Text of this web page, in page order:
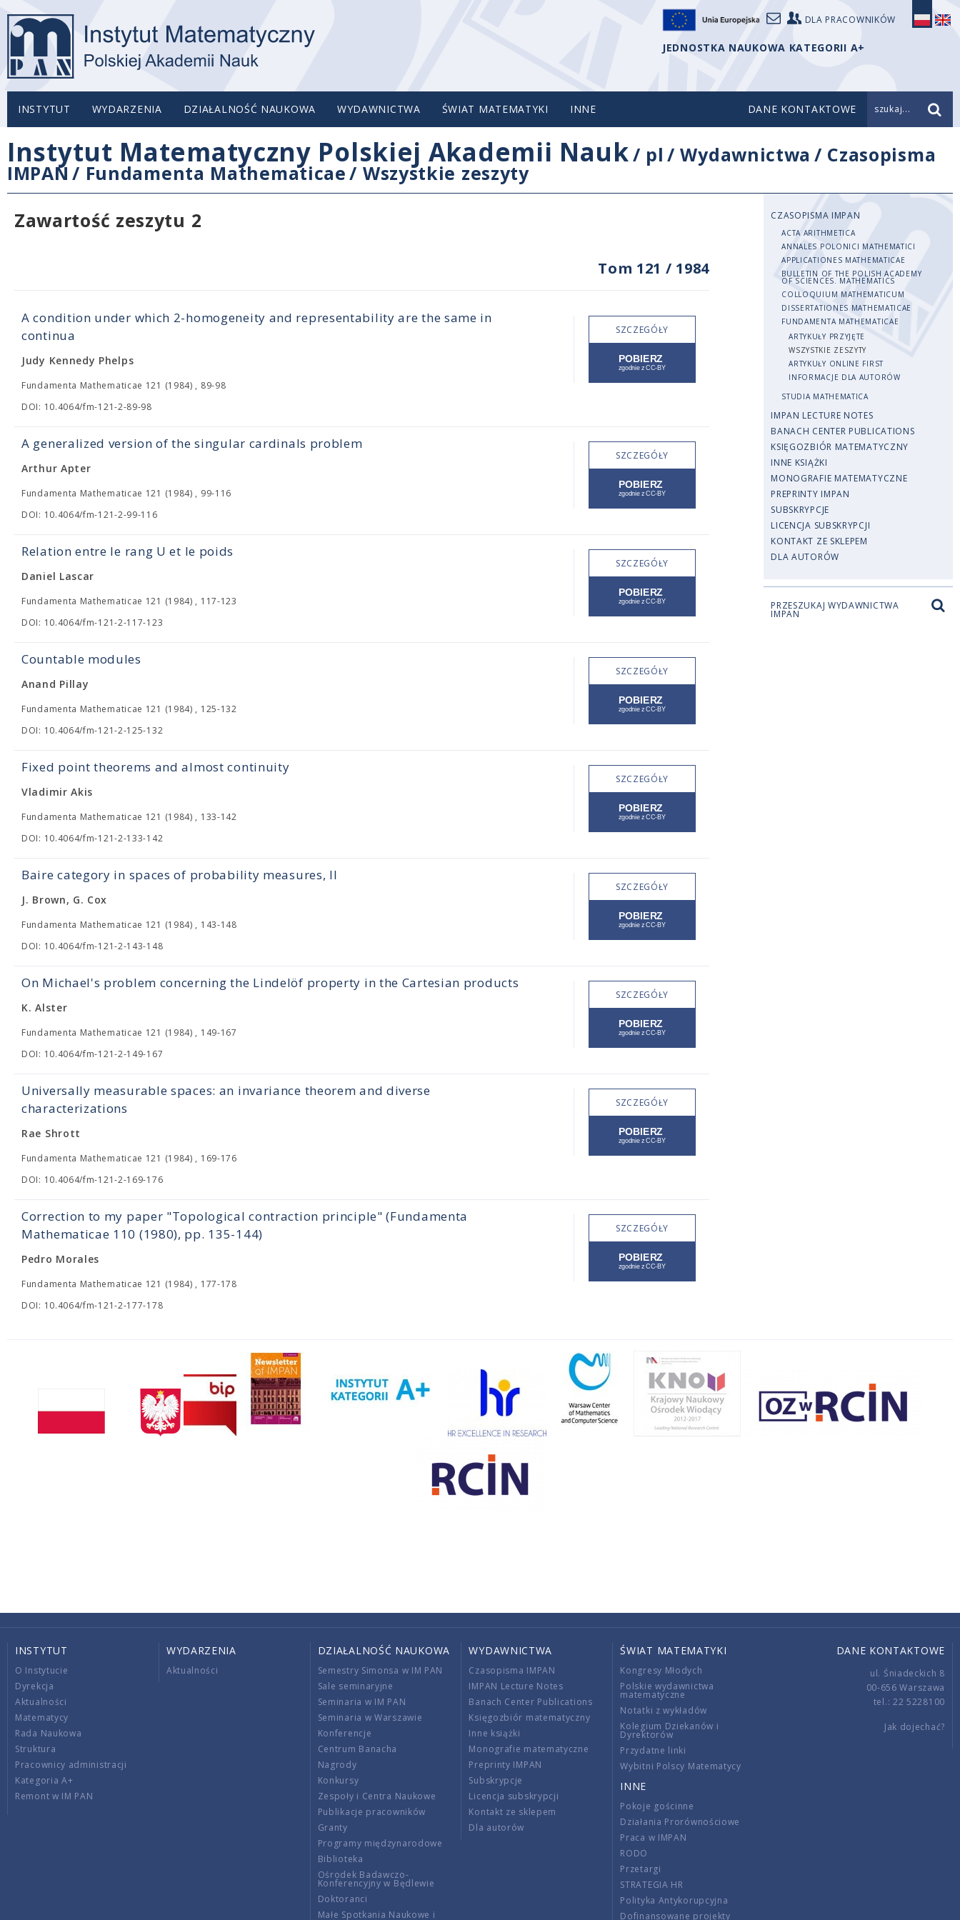
DLA PRACOWNIKÓW
JEDNOSTKA NAUKOWA KATEGORII A+
INSTYTUT WYDARZENIA DZIAŁALNOŚĆ NAUKOWA WYDAWNICTWA ŚWIAT MATEMATYKI INNE DANE KONTAKTOWE szukaj...
Instytut Matematyczny Polskiej Akademii Nauk/ pl /Wydawnictwa / Czasopisma
IMPAN / Fundamenta Mathematicae/ Wszystkie zeszyty
Zawartość zeszytu 2
Tom 121 / 1984
A condition under which 2-homogeneity and representability are the same in
continua
Judy Kennedy Phelps
Fundamenta Mathematicae 121 (1984) , 89-98
DOI: 10.4064/fm-121-2-89-98
SZCZEGÓŁY
A generalized version of the singular cardinals problem
Arthur Apter
Fundamenta Mathematicae 121 (1984) , 99-116
DOI: 10.4064/fm-121-2-99-116
SZCZEGÓŁY
Relation entre le rang U et le poids
Daniel Lascar
Fundamenta Mathematicae 121 (1984) , 117-123
DOI: 10.4064/fm-121-2-117-123
SZCZEGÓŁY
Countable modules
Anand Pillay
Fundamenta Mathematicae 121 (1984) , 125-132
DOI: 10.4064/fm-121-2-125-132
SZCZEGÓŁY
Fixed point theorems and almost continuity
Vladimir Akis
Fundamenta Mathematicae 121 (1984) , 133-142
DOI: 10.4064/fm-121-2-133-142
SZCZEGÓŁY
Baire category in spaces of probability measures, II
J. Brown, G. Cox
Fundamenta Mathematicae 121 (1984) , 143-148
DOI: 10.4064/fm-121-2-143-148
SZCZEGÓŁY
On Michael's problem concerning the Lindelöf property in the Cartesian products
K. Alster
Fundamenta Mathematicae 121 (1984) , 149-167
DOI: 10.4064/fm-121-2-149-167
SZCZEGÓŁY
Universally measurable spaces: an invariance theorem and diverse
characterizations
Rae Shrott
Fundamenta Mathematicae 121 (1984) , 169-176
DOI: 10.4064/fm-121-2-169-176
SZCZEGÓŁY
Correction to my paper "Topological contraction principle" (Fundamenta
Mathematicae 110 (1980), pp. 135-144)
Pedro Morales
Fundamenta Mathematicae 121 (1984) , 177-178
DOI: 10.4064/fm-121-2-177-178
SZCZEGÓŁY
CZASOPISMA IMPAN
ACTA ARITHMETICA
ANNALES POLONICI MATHEMATICI
APPLICATIONES MATHEMATICAE
BULLETIN OF THE POLISH ACADEMY
OF SCIENCES. MATHEMATICS
COLLOQUIUM MATHEMATICUM
DISSERTATIONES MATHEMATICAE
FUNDAMENTA MATHEMATICAE
ARTYKUŁY PRZYJĘTE
WSZYSTKIE ZESZYTY
ARTYKUŁY ONLINE FIRST
INFORMACJE DLA AUTORÓW
STUDIA MATHEMATICA
IMPAN LECTURE NOTES
BANACH CENTER PUBLICATIONS
KSIĘGOZBIÓR MATEMATYCZNY
INNE KSIĄŻKI
MONOGRAFIE MATEMATYCZNE
PREPRINTY IMPAN
SUBSKRYPCJE
LICENCJA SUBSKRYPCJI
KONTAKT ZE SKLEPEM
DLA AUTORÓW
PRZESZUKAJ WYDAWNICTWA
IMPAN
INSTYTUT
O Instytucie
Dyrekcja
Aktualności
Matematycy
Rada Naukowa
Struktura
Pracownicy administracji
Kategoria A+
Remont w IM PAN
WYDARZENIA
Aktualności
DZIAŁALNOŚĆ NAUKOWA
Semestry Simonsa w IM PAN
Sale seminaryjne
Seminaria w IM PAN
Seminaria w Warszawie
Konferencje
Centrum Banacha
Nagrody
Konkursy
Zespoły i Centra Naukowe
Publikacje pracowników
Granty
Programy międzynarodowe
Biblioteka
Ośrodek Badawczo-
Konferencyjny w Będlewie
Doktoranci
Małe Spotkania Naukowe i
WYDAWNICTWA
Czasopisma IMPAN
IMPAN Lecture Notes
Banach Center Publications
Księgozbiór matematyczny
Inne książki
Monografie matematyczne
Preprinty IMPAN
Subskrypcje
Licencja subskrypcji
Kontakt ze sklepem
Dla autorów
ŚWIAT MATEMATYKI
Kongresy Młodych
Polskie wydawnictwa
matematyczne
Notatki z wykładów
Kolegium Dziekanów i
Dyrektorów
Przydatne linki
Wybitni Polscy Matematycy
INNE
Pokoje gościnne
Działania Prorównościowe
Praca w IMPAN
RODO
Przetargi
STRATEGIA HR
Polityka Antykorupcyjna
Dofinansowane projekty
DANE KONTAKTOWE
ul. Śniadeckich 8
00-656 Warszawa
tel.: 22 5228100
Jak dojechać?